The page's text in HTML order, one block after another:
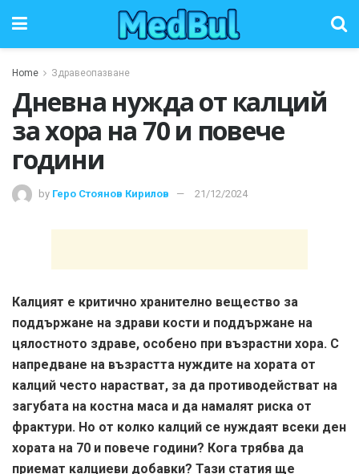
Home Здравеопазване
Дневна нужда от калций
за хора на 70 и повече
години
by Геро Стоянов Кирилов 21/12/2024
Калцият е критично хранително вещество за
поддържане на здрави кости и поддържане на
цялостното здраве, особено при възрастни хора. С
напредване на възрастта нуждите на хората от
калций често нарастват, за да противодействат на
загубата на костна маса и да намалят риска от
фрактури. Но от колко калций се нуждаят всеки ден
хората на 70 и повече години? Кога трябва да
приемат калциеви добавки? Тази статия ще